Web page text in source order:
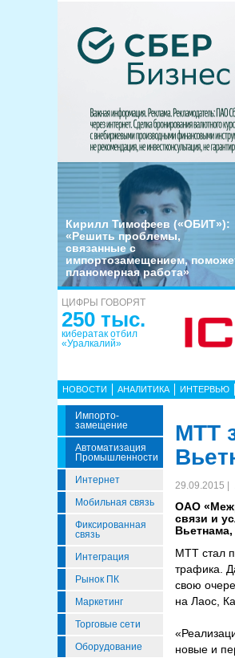
Кирилл Тимофеев («ОБИТ»):
«Решить проблемы,
связанные с
импортозамещением,
планомерная работа»
ЦИФРЫ ГОВОРЯТ
250 тыс.
кибератак отбил
«Уралкалий»
НОВОСТИ АНАЛИТИКА ИНТЕРВЬЮ
Импорто­
Замещение
Автоматизация
Промышленности
Интернет
Мобильная связь
Фиксированная
связь
Интеграция
Рынок ПК
Маркетинг
Торговые сети
Оборудование
МТТ
29.09.2015 |
ОАО
связи и
МТТ стал
трафика.
свою
на Лаос,
новые и